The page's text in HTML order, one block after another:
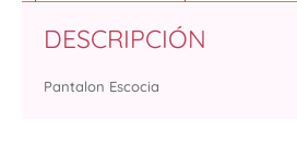
DESCRIPCIÓN
Pantalon Escocia